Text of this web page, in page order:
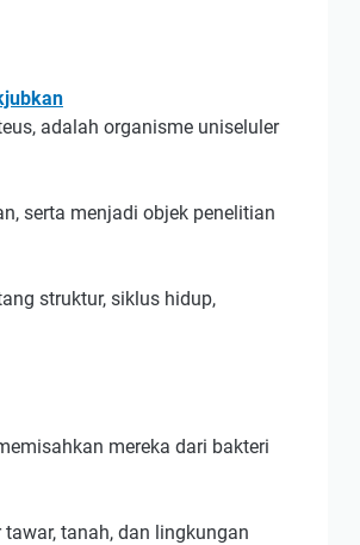
adalah organisme uniseluler
serta menjadi objek penelitian
struktur, siklus hidup,
mereka dari bakteri
tanah, dan lingkungan